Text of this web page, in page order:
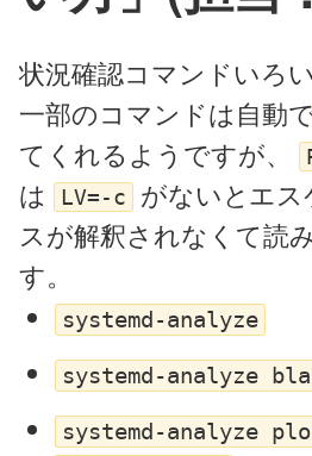
状況確認コマンドいろ
一部のコマンドは自動
てくれるようですが、
は
LV=-c がないとエス
スが解釈されなくて読
す。
systemd-analyze
systemd-analyze
systemd-analyze